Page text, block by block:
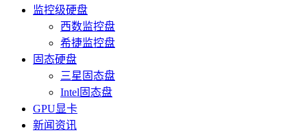
监控级硬盘
西数监控盘
希捷监控盘
固态硬盘
三星固态盘
Intel固态盘
GPU显卡
新闻资讯